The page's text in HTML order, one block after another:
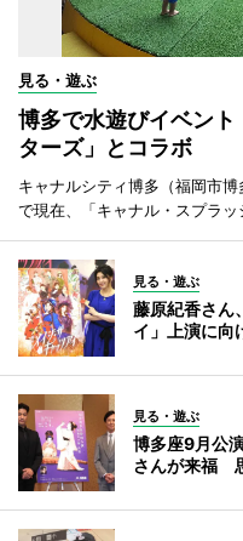
見る・遊ぶ
博多で水遊びイベン
ターズ」とコラボ
キャナルシティ博多（福岡市
で現在、「キャナル・スプラ
見る・遊ぶ
藤原紀香さん
イ」上演に向
見る・遊ぶ
博多座9月公
さんが来福